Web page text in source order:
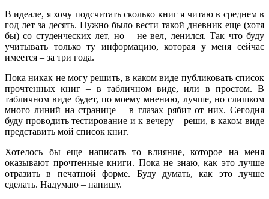
В идеале, я хочу подсчитать сколько книг я читаю в среднем в
год лет за десять. Нужно было вести такой дневник еще (хотя
бы) со студенческих лет, но – не вел, ленился. Так что буду
учитывать только ту информацию, которая у меня сейчас
имеется – за три года.
Пока никак не могу решить, в каком виде публиковать список
прочтенных книг – в табличном виде, или в простом. В
табличном виде будет, по моему мнению, лучше, но слишком
много линий на странице – в глазах рябит от них. Сегодня
буду проводить тестирование и к вечеру – реши, в каком виде
представить мой список книг.
Хотелось бы еще написать то влияние, которое на меня
оказывают прочтенные книги. Пока не знаю, как это лучше
отразить в печатной форме. Буду думать, как это лучше
сделать. Надумаю – напишу.